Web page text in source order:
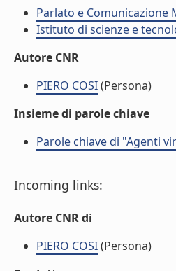
Parlato e Comunicazione
Istituto di scienze e
Autore CNR
PIERO COSI(Persona)
Insieme di parole chiave
Parole chiave di "Agenti
Incoming links:
Autore CNR di
PIERO COSI(Persona)